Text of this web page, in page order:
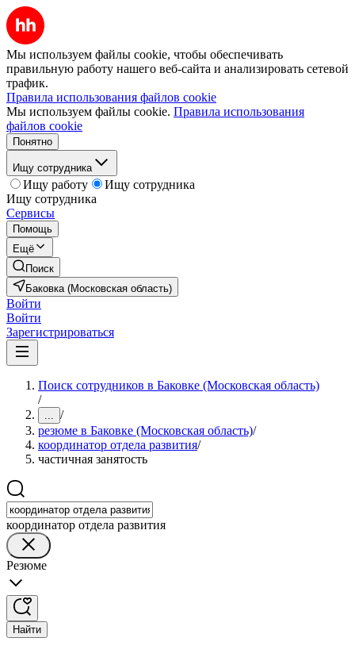
Мы используем файлы cookie, чтобы обеспечивать
правильную работу нашего веб-сайта и анализировать сетевой
трафик.
Правила использования файлов cookie
Мы используем файлы cookie. Правила использования
файлов cookie
Понятно
Ищу сотрудника
Ищу работу
Ищу сотрудника
Ищу сотрудника
Сервисы
Помощь
Ещё
Поиск
Баковка (Московская область)
Войти
Войти
Зарегистрироваться
Поиск сотрудников в Баковке (Московская область)
/
... /
резюме в Баковке (Московская область)/
координатор отдела развития/
частичная занятость
координатор отдела развития
Резюме
Найти